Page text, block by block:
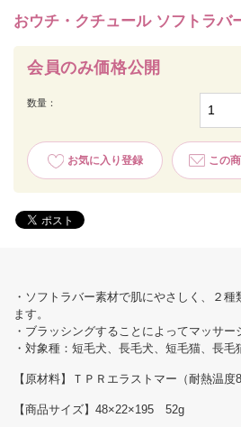
おウチ・クチュール ソフトラバ
会員のみ価格公開
数量：
お気に入り登録 この
・ソフトラバー素材で肌にやさしく、２
ます。
・ブラッシングすることによってマッサー
・対象種：短毛犬、長毛犬、短毛猫、長毛
【原材料】ＴＰＲエラストマー（耐熱温
【商品サイズ】48×22×195 52g